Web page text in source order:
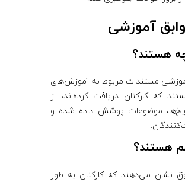
هستند؟
مستندات مربوط به آموزش‌های
که کارکنان دریافت کرده‌اند، از
موضوعات پوشش داده شده و
هستند؟
نشان می‌دهند که کارکنان به طور